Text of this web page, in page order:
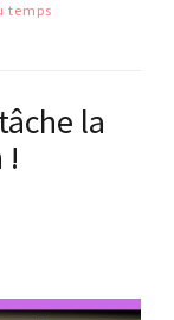
temps
la
!